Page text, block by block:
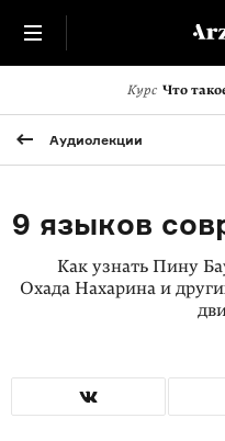
Курс Что
Аудиолекции
9 языков
Как узнать Пину
Охада Нахарина и